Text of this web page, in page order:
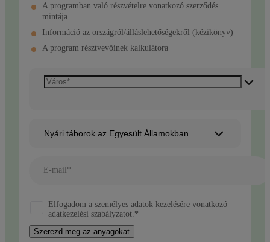
A programban való részvételre vonatkozó szerződés
mintája
Információ az országról/álláslehetőségekről (kézikönyv)
A program résztvevőinek kalkulátora
Nyári táborok az Egyesült Államokban
E-mail*
Elfogadom a személyes adatok kezelésére vonatkozó
adatkezelési szabályzatot.*
Szerezd meg az anyagokat